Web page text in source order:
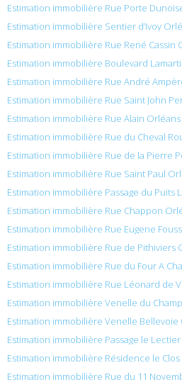
Estimation immobilière Rue Porte
Estimation immobilière Sentier d’Ivoy
Estimation immobilière Rue René Cassin
Estimation immobilière Boulevard
Estimation immobilière Rue André
Estimation immobilière Rue Saint John
Estimation immobilière Rue Alain Orléans
Estimation immobilière Rue du Cheval
Estimation immobilière Rue de la Pierre
Estimation immobilière Rue Saint Paul
Estimation immobilière Passage du Puits
Estimation immobilière Rue Chappon
Estimation immobilière Rue Eugene
Estimation immobilière Rue de Pithiviers
Estimation immobilière Rue du Four A
Estimation immobilière Rue Léonard de
Estimation immobilière Venelle du
Estimation immobilière Venelle Bellevoie
Estimation immobilière Passage le
Estimation immobilière Résidence le
Estimation immobilière Rue du 11